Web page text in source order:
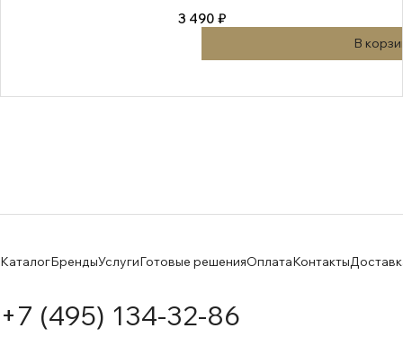
3 490 ₽
В
КаталогБрендыУслугиГотовые решенияОплатаКонтакты
+7 (495) 134-32-86